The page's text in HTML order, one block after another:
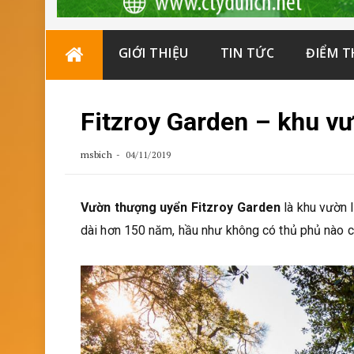
GIỚI THIỆU TIN TỨC ĐIỂM
Fitzroy Garden – khu
msbich 04/11/2019
Vườn thượng uyển Fitzroy Garden là khu vườn
dài hơn 150 năm, hầu như không có thủ phủ nào